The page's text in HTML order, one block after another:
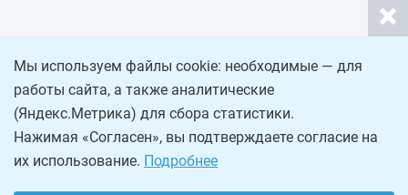
Мы используем файлы cookie: необходимые — для
работы сайта, а также аналитические
(Яндекс.Метрика) для сбора статистики.
Нажимая «Согласен», вы подтверждаете согласие на
их использование. Подробнее